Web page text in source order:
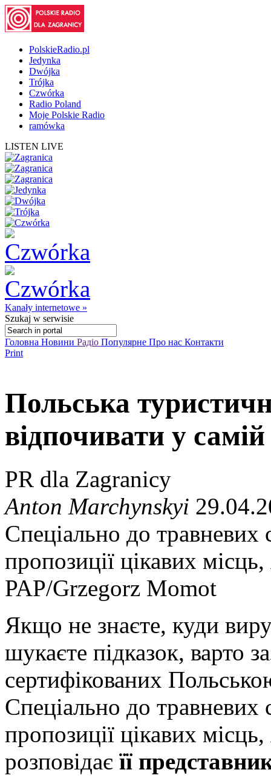
PolskieRadio.pl
Jedynka
Dwójka
Trójka
Czwórka
Radio Poland
Moje Polskie Radio
ramówka
LISTEN LIVE
Kanały internetowe »
Szukaj w serwisie
Головна Новини Радіо Популярне Про нас Контакти
Print
Польська
відпочивати у
PR dla Zagranicy
Anton Marchynskyi
Спеціально до травневих
пропозиції цікавих місць,
PAP/Grzegorz Momot
Якщо не знаєте, куди
шукаєте підказок, варто
сертифікованих
Спеціально до травневих
пропозиції цікавих місць,
розповідає її